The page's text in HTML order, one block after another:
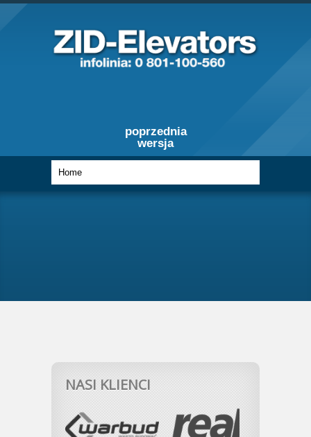
poprzednia
wersja
NASI KLIENCI